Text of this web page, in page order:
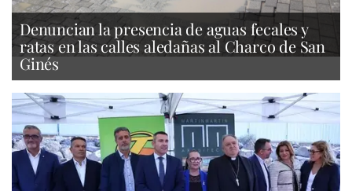
Denuncian la presencia de aguas fecales y
ratas en las calles aledañas al Charco de San
Ginés